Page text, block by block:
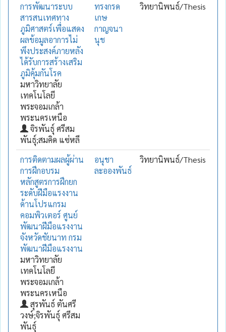
การพัฒนาระบบ
สารสนเทศทาง
ภูมิศาสตร์เพื่อแสดง
ผลข้อมูลอาการไม่
พึงประสงค์ภายหลัง
ได้รับการสร้างเสริม
ภูมิคุ้มกันโรค
มหาวิทยาลัย
เทคโนโลยี
พระจอมเกล้า
พระนครเหนือ
จิรพันธุ์ ศรีสม
พันธุ์;สมคิด แซ่หลี
ทรงกรด
เกษ
กาญจนา
นุช
วิทยานิพนธ์/Thesis
การติดตามผลผู้ผ่าน
การฝึกอบรม
หลักสูตรการฝึกยก
ระดับฝีมือแรงงาน
ด้านโปรแกรม
คอมพิวเตอร์ ศูนย์
พัฒนาฝีมือแรงงาน
จังหวัดชัยนาท กรม
พัฒนาฝีมือแรงงาน
มหาวิทยาลัย
เทคโนโลยี
พระจอมเกล้า
พระนครเหนือ
สุรพันธ์ ตันศรี
วงษ์;จิรพันธุ์ ศรีสม
พันธุ์
อนุชา
ละอองพันธ์
วิทยานิพนธ์/Thesis